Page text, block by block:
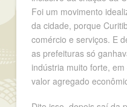
Foi um movimento
da cidade, porque
comércio e serviços. E
as prefeituras só
indústria muito forte,
valor agregado